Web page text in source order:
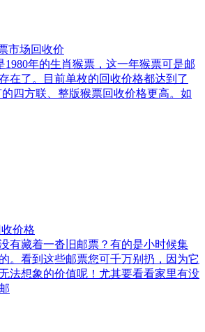
市场回收价
年的生肖猴票，这一年猴票可是邮
在了。目前单枚的回收价格都达到了
的四方联、整版猴票回收价格更高。如
价格
藏着一沓旧邮票？有的是小时候集
。看到这些邮票您可千万别扔，因为它
法想象的价值呢！尤其要看看家里有没